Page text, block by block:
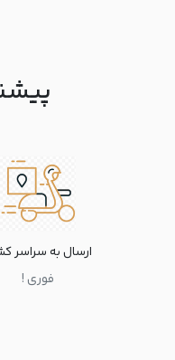
ارسال به سراسر
فوری !